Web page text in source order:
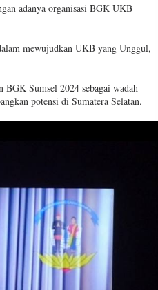
adanya organisasi BGK UKB
mewujudkan UKB yang Unggul,
Sumsel 2024 sebagai wadah
potensi di Sumatera Selatan.